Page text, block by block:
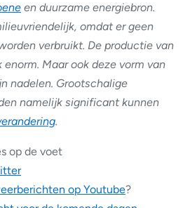
en duurzame energiebron.
omdat er geen
verbruikt. De productie van
Maar ook deze vorm van
nadelen. Grootschalige
namelijk significant kunnen
.
op de voet
op Youtube?